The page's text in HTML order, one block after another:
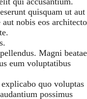
quisquam ut aut
nobis eos architecto
Magni beatae
eum voluptatibus
quo voluptas
possimus